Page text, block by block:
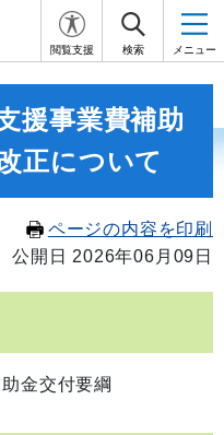
閲覧支援 検索 メニュー
援事業費補助
正について
ページの内容を印刷
公開日 2026年06月09日
金交付要綱